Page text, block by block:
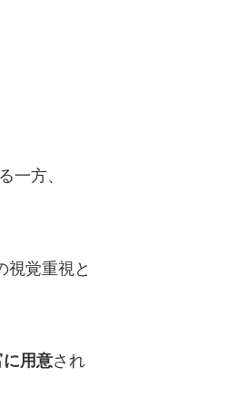
方、
視覚重視と
用意され